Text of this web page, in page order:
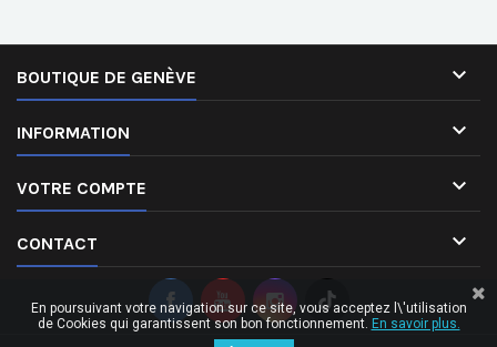
BOUTIQUE DE GENÈVE 
INFORMATION 
VOTRE COMPTE 
CONTACT 
En poursuivant votre navigation sur ce site, vous acceptez l\'utilisation
de Cookies qui garantissent son bon fonctionnement. En savoir plus.